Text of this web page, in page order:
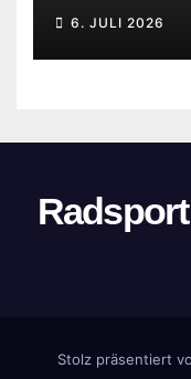
6. JULI 2026
Stolz präsentiert